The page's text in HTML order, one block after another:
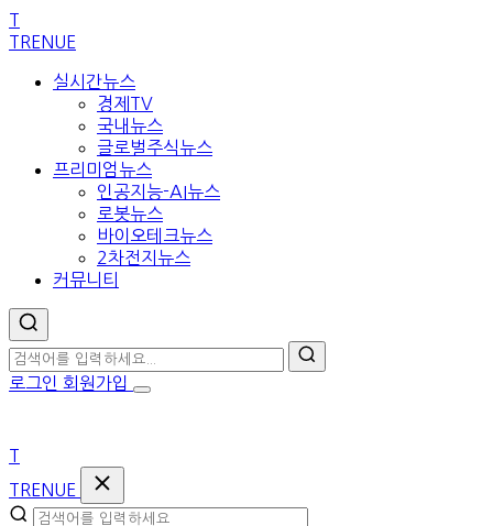
본
문
T
TRENUE
실시간뉴스
경제TV
국내뉴스
글로벌주식뉴스
프리미엄뉴스
인공지능-AI뉴스
로봇뉴스
바이오테크뉴스
2차전지뉴스
커뮤니티
로그인 회원가입
T
TRENUE